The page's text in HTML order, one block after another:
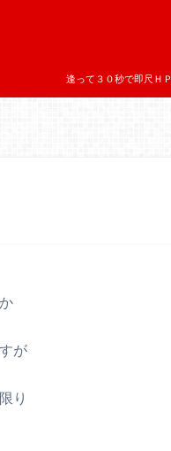
逢って３０秒で即尺ＨＰ
が
り